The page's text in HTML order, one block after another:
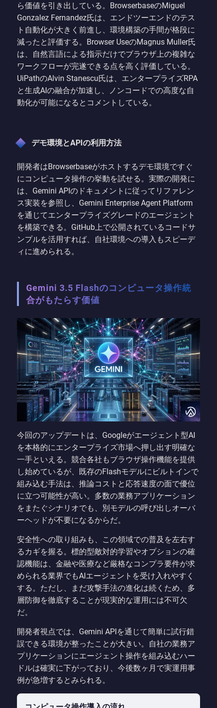
ら価値を引き出している。BrowserbaseのMiguel
Gonzalez Fernandez氏は、エンドツーエンドのテス
ト自動化が大きく前進し、環境構築の手間が格段に
減ったと評価する。Browser UseのMagnus Muller氏
は、自然言語による指示だけでブラウザ上の複雑な
ワークフローが完遂できる点を高く評価している。
UiPathのAlvin Stanescu氏は、エンタープライズRPA
と生成AIの融合が加速し、ノンコードでの高度な自
動化が可能になるとコメントしている。
デモ環境とAPIの利用方法
開発者はBrowserbaseがホストするデモ環境ですぐ
にコンピュータ操作の挙動を試せる。実際の開発に
は、Gemini APIのドキュメントに従ってリファレン
ス実装を参照し、Gemini Enterprise Agent Platform
を通じてエンタープライズグレードのエージェント
を構築できる。GitHub上で公開されているコードサ
ンプルを活用すれば、自社環境への導入もスピーデ
ィに進められる。
Gemini 3.5 Flashのコンピュータ操作統
合がもたらす価値
今回のアップデートは、Googleがエージェント型AI
を本格的にエンタープライズ市場へ押し出す明確な
一手といえる。競合各社もブラウザ操作機能を提供
し始めているが、既存のFlashモデルにビルトインで
組み込む手法は、推論コストと応答速度の面で優位
に立つ可能性が高い。多数の業務アプリケーション
をまたぐシナリオでも、別モデルの呼び出しオーバ
ーヘッドが不要になるからだ。
安全性への取り組みも、この領域での普及を左右す
るカギを握る。標的型敵対的学習やオプションの確
認機能は、金融や医療など厳格なコンプラ要件が求
められる業界でもAIエージェントを受け入れやすく
する。ただし、まだ攻撃手法の進化は続くため、多
層防御を徹底することが現実的な運用には不可欠
だ。
開発者視点では、Gemini APIを通じて簡単に試行錯
誤できる環境が整ったことが大きい。自社の業務ア
プリケーションにエージェント操作を組み込むハー
ドルは確実に下がっており、今後数ヶ月で実運用事
例が急増するとみられる。